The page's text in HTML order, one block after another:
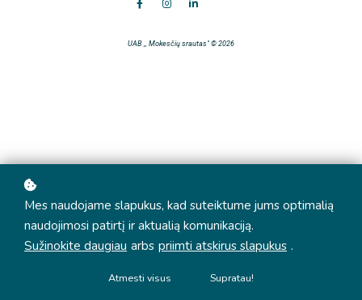
UAB ,, Mokesčių srautas" © 2026
Mes naudojame slapukus, kad suteiktume jums optimalią
naudojimosi patirtį ir aktualią komunikaciją.
Sužinokite daugiau arbs priimti atskirus slapukus .
Atmesti visus Supratau!